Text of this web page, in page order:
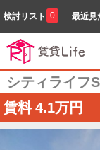
検討リスト 0 最近見
シティライフ
賃料 4.1万円